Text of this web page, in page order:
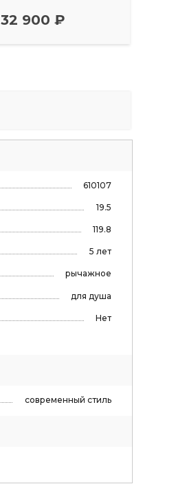
32 900 ₽
610107
19.5
119.8
5 лет
рычажное
для душа
Нет
современный стиль